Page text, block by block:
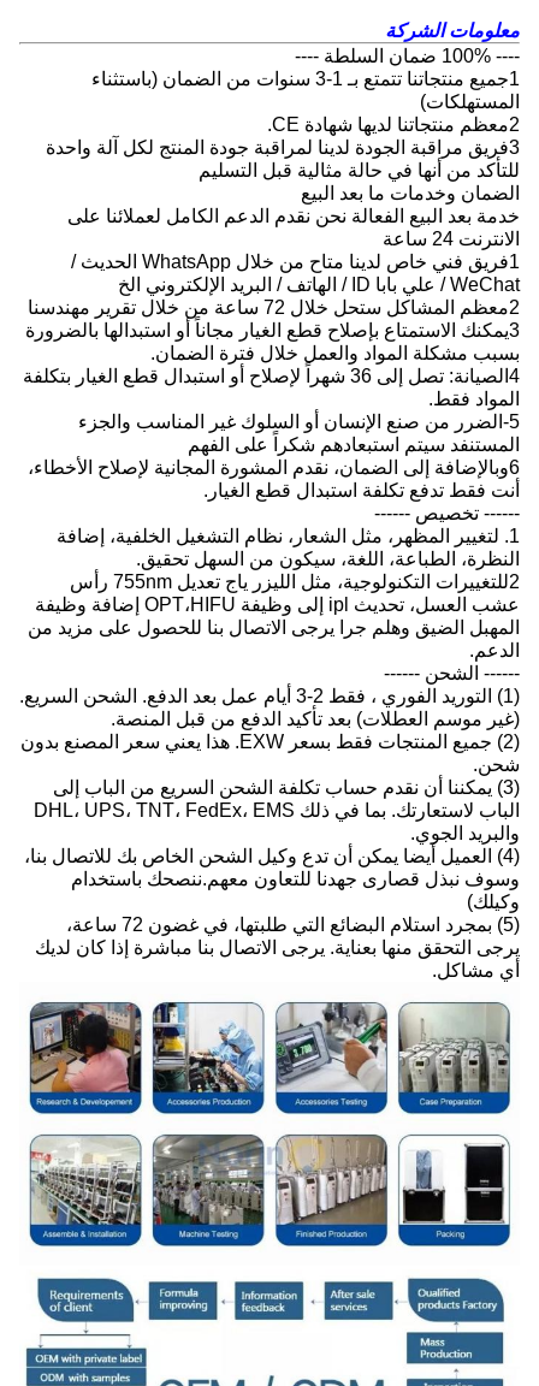
معلومات الشركة
---- 100% ضمان السلطة ----
1جميع منتجاتنا تتمتع بـ 1-3 سنوات من الضمان (باستثناء
المستهلكات)
2معظم منتجاتنا لديها شهادة CE.
3فريق مراقبة الجودة لدينا لمراقبة جودة المنتج لكل آلة واحدة
للتأكد من أنها في حالة مثالية قبل التسليم
الضمان وخدمات ما بعد البيع
خدمة بعد البيع الفعالة نحن نقدم الدعم الكامل لعملائنا على
الانترنت 24 ساعة
1فريق فني خاص لدينا متاح من خلال WhatsApp الحديث /
WeChat / علي بابا ID / الهاتف / البريد الإلكتروني الخ
2معظم المشاكل ستحل خلال 72 ساعة من خلال تقرير مهندسنا
3يمكنك الاستمتاع بإصلاح قطع الغيار مجاناً أو استبدالها بالضرورة
بسبب مشكلة المواد والعمل خلال فترة الضمان.
4الصيانة: تصل إلى 36 شهراً لإصلاح أو استبدال قطع الغيار بتكلفة
المواد فقط.
5-الضرر من صنع الإنسان أو السلوك غير المناسب والجزء
المستنفد سيتم استبعادهم شكراً على الفهم
6وبالإضافة إلى الضمان، نقدم المشورة المجانية لإصلاح الأخطاء،
أنت فقط تدفع تكلفة استبدال قطع الغيار.
------ تخصيص ------
1. لتغيير المظهر، مثل الشعار، نظام التشغيل الخلفية، إضافة
النظرة، الطباعة، اللغة، سيكون من السهل تحقيق.
2للتغييرات التكنولوجية، مثل الليزر ياج تعديل 755nm رأس
عشب العسل، تحديث ipl إلى وظيفة OPT،HIFU إضافة وظيفة
المهبل الضيق وهلم جرا يرجى الاتصال بنا للحصول على مزيد من
الدعم.
------ الشحن ------
(1) التوريد الفوري ، فقط 2-3 أيام عمل بعد الدفع. الشحن السريع.
(غير موسم العطلات) بعد تأكيد الدفع من قبل المنصة.
(2) جميع المنتجات فقط بسعر EXW. هذا يعني سعر المصنع بدون
شحن.
(3) يمكننا أن نقدم حساب تكلفة الشحن السريع من الباب إلى
الباب لاستعارتك. بما في ذلك DHL، UPS، TNT، FedEx، EMS
والبريد الجوي.
(4) العميل أيضا يمكن أن تدع وكيل الشحن الخاص بك للاتصال بنا،
وسوف نبذل قصارى جهدنا للتعاون معهم.ننصحك باستخدام
وكيلك)
(5) بمجرد استلام البضائع التي طلبتها، في غضون 72 ساعة،
يرجى التحقق منها بعناية. يرجى الاتصال بنا مباشرة إذا كان لديك
أي مشاكل.